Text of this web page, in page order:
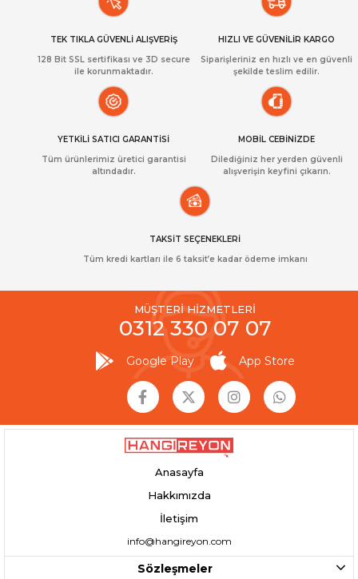
TEK TIKLA GÜVENLİ ALIŞVERİŞ
128 Bit SSL sertifikası ve 3D secure
ile korunmaktadır.
HIZLI VE GÜVENİLİR KARGO
Siparişleriniz en hızlı ve en güvenli
şekilde teslim edilir.
YETKİLİ SATICI GARANTİSİ
Tüm ürünlerimiz üretici garantisi
altındadır.
MOBİL CEBİNİZDE
Dilediğiniz her yerden güvenli
alışverişin keyfini çıkarın.
TAKSİT SEÇENEKLERİ
Tüm kredi kartları ile 6 taksit’e kadar ödeme imkanı
MÜŞTERİ HİZMETLERİ
0312 330 07 07
Google Play App Store
Anasayfa
Hakkımızda
İletişim
info@hangireyon.com
Sözleşmeler